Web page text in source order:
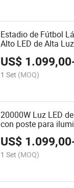
Estadio de Fútbol
Alto LED de Alta
US$ 1.099,00
1 Set (MOQ)
20000W Luz LED
con poste para
US$ 1.099,00
1 Set (MOQ)